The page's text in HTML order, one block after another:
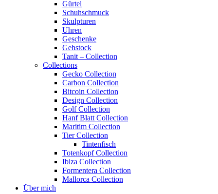
Gürtel
Schuhschmuck
Skulpturen
Uhren
Geschenke
Gehstock
Tanit – Collection
Collections
Gecko Collection
Carbon Collection
Bitcoin Collection
Design Collection
Golf Collection
Hanf Blatt Collection
Maritim Collection
Tier Collection
Tintenfisch
Totenkopf Collection
Ibiza Collection
Formentera Collection
Mallorca Collection
Über mich